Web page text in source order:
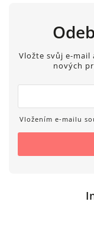
Vložte svůj e-mail
nových
Vložením e-mailu